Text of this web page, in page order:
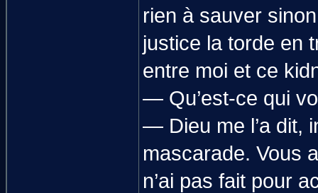
rien à sauver
justice la torde en
entre moi et ce
— Qu’est-ce qui
— Dieu me l’a dit,
mascarade. Vous
n’ai pas fait pour